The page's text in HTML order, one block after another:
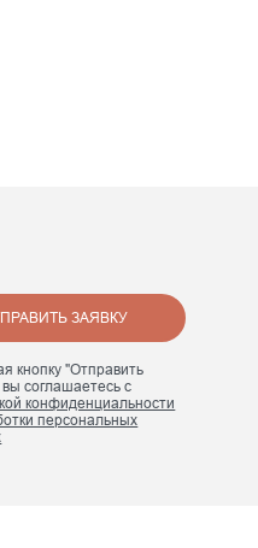
ЗАЯВКУ
кнопку "Отправить
вы соглашаетесь с
конфиденциальности
персональных